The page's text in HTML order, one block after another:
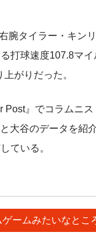
タイラー・キン
打球速度107.8マ
がりだった。
』でコラムニ
大谷のデータを紹
ている。
ームみたいなとこ